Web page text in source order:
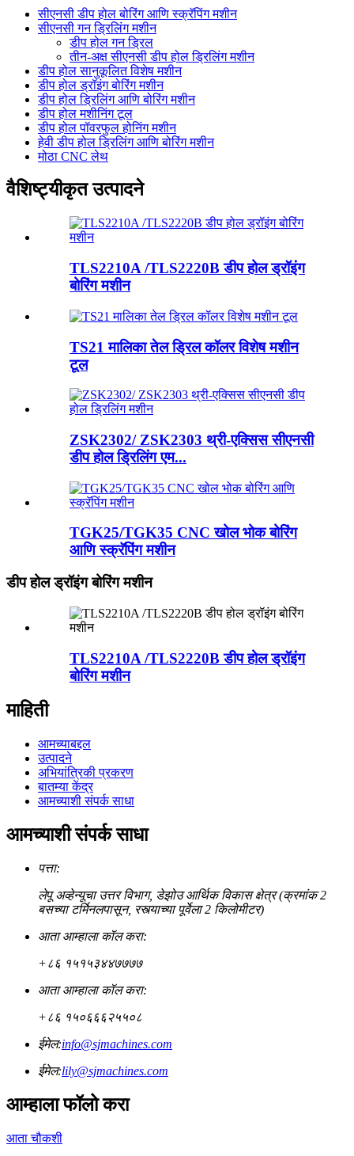
सीएनसी डीप होल बोरिंग आणि स्क्रॅपिंग मशीन
सीएनसी गन ड्रिलिंग मशीन
डीप होल गन ड्रिल
तीन-अक्ष सीएनसी डीप होल ड्रिलिंग मशीन
डीप होल सानुकूलित विशेष मशीन
डीप होल ड्रॉइंग बोरिंग मशीन
डीप होल ड्रिलिंग आणि बोरिंग मशीन
डीप होल मशीनिंग टूल
डीप होल पॉवरफुल होनिंग मशीन
हेवी डीप होल ड्रिलिंग आणि बोरिंग मशीन
मोठा CNC लेथ
वैशिष्ट्यीकृत उत्पादने
TLS2210A /TLS2220B डीप होल ड्रॉइंग
बोरिंग मशीन
TS21 मालिका तेल ड्रिल कॉलर विशेष मशीन
टूल
ZSK2302/ ZSK2303 थ्री-एक्सिस सीएनसी
डीप होल ड्रिलिंग एम...
TGK25/TGK35 CNC खोल भोक बोरिंग
आणि स्क्रॅपिंग मशीन
डीप होल ड्रॉइंग बोरिंग मशीन
TLS2210A /TLS2220B डीप होल ड्रॉइंग
बोरिंग मशीन
माहिती
आमच्याबद्दल
उत्पादने
अभियांत्रिकी प्रकरण
बातम्या केंद्र
आमच्याशी संपर्क साधा
आमच्याशी संपर्क साधा
पत्ता:
लेपू अव्हेन्यूचा उत्तर विभाग, डेझोउ आर्थिक विकास क्षेत्र (क्रमांक 2
बसच्या टर्मिनलपासून, रस्त्याच्या पूर्वेला 2 किलोमीटर)
आता आम्हाला कॉल करा:
+८६ १५१५३४४७७७७
आता आम्हाला कॉल करा:
+८६ १५०६६६२५५०८
ईमेल:info@sjmachines.com
ईमेल:lily@sjmachines.com
आम्हाला फॉलो करा
आता चौकशी